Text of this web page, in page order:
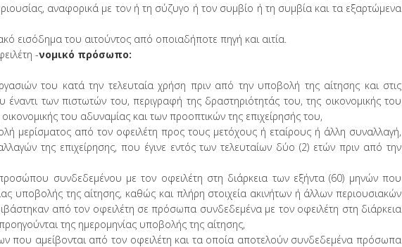
αναφορικά με τον ή τη σύζυγο ή τον συμβίο ή τη συμβία και τα εξαρτώμενα
εισόδημα του αιτούντος από οποιαδήποτε πηγή και αιτία.
-νομικό πρόσωπο:
του κατά την τελευταία χρήση πριν από την υποβολή της αίτησης και στις
έναντι των πιστωτών του, περιγραφή της δραστηριότητάς του, της οικονομικής του
του αδυναμίας και των προοπτικών της επιχείρησής του,
μερίσματος από τον οφειλέτη προς τους μετόχους ή εταίρους ή άλλη συναλλαγή,
της επιχείρησης, που έγινε εντός των τελευταίων δύο (2) ετών πριν από την
συνδεδεμένου με τον οφειλέτη στη διάρκεια των εξήντα (60) μηνών που
υποβολής της αίτησης, καθώς και πλήρη στοιχεία ακινήτων ή άλλων περιουσιακών
από τον οφειλέτη σε πρόσωπα συνδεδεμένα με τον οφειλέτη στη διάρκεια
της ημερομηνίας υποβολής της αίτησης,
που αμείβονται από τον οφειλέτη και τα οποία αποτελούν συνδεδεμένα πρόσωπα